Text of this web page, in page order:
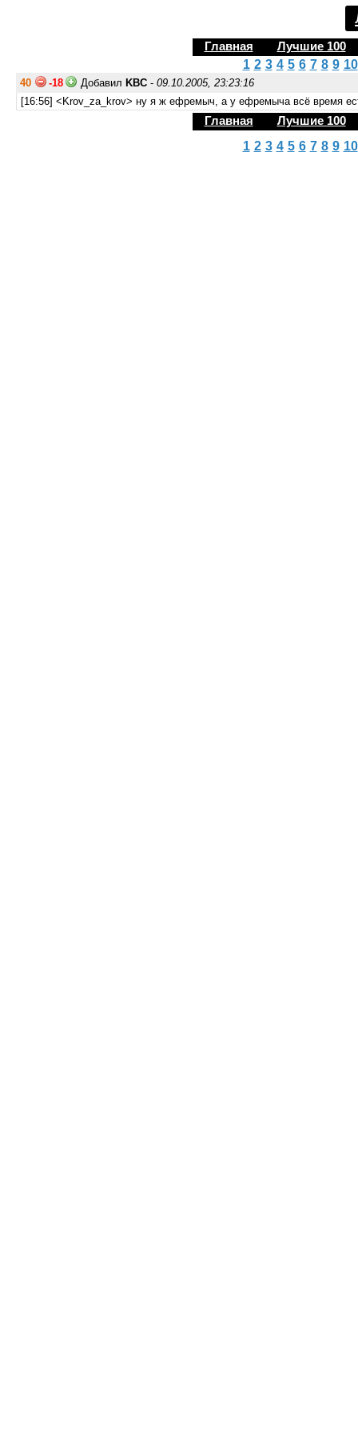
Главная Лучшие 100
1 2 3 4 5 6 7 8 9 10
40 -18 Добавил KBC - 09.10.2005, 23:23:16
[16:56] <Krov_za_krov> ну я ж ефремыч, а у ефремыча всё время
Главная Лучшие 100
1 2 3 4 5 6 7 8 9 10